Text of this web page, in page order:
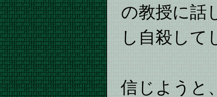
の教授に話
し自殺して
信じようと